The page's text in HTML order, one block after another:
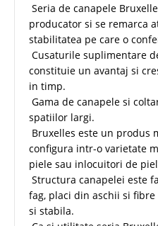
Seria de canapele
producator si se remarca
stabilitatea pe care o
Cusaturile suplimentare
constituie un avantaj si
in timp.
Gama de canapele si
spatiilor largi.
Bruxelles este un produs
configura intr-o varietate
piele sau inlocuitori de
Structura canapelei este
fag, placi din aschii si
si stabila.